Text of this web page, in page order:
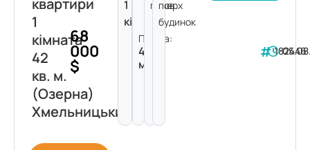
1
кімната
42
кв. м.
(Озерна)
Хмельницький
68
000
$
1
кімната
Площа:
42
м²
поверх
пов.
будинок
182446